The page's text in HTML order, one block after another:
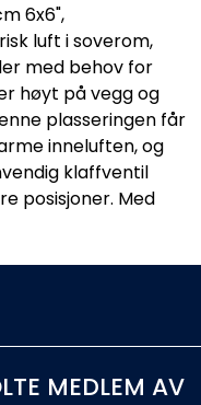
6x6",
luft i soverom,
med behov for
høyt på vegg og
plasseringen får
inneluften, og
klaffventil
posisjoner. Med
MEDLEM AV